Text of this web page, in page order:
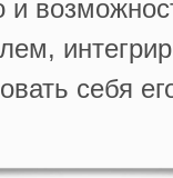
и
себя